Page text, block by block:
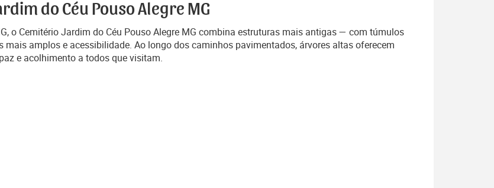
do Céu Pouso Alegre MG
o Cemitério Jardim do Céu Pouso Alegre MG combina estruturas mais antigas — com túmulos
amplos e acessibilidade. Ao longo dos caminhos pavimentados, árvores altas oferecem
e acolhimento a todos que visitam.